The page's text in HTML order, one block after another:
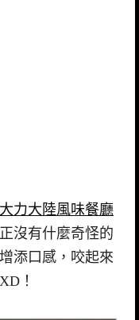
力大陸風味餐廳
沒有什麼奇怪的
添口感，咬起來
！